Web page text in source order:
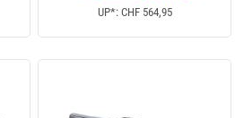
UP*: CHF 564,95